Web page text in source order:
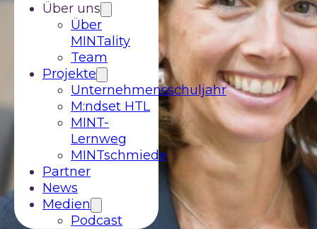
Über uns
Über
MINTality
Team
Projekte
Unternehmensschuljahr
M:ndset HTL
MINT-
Lernweg
MINTschmiede
Partner
News
Medien
Podcast